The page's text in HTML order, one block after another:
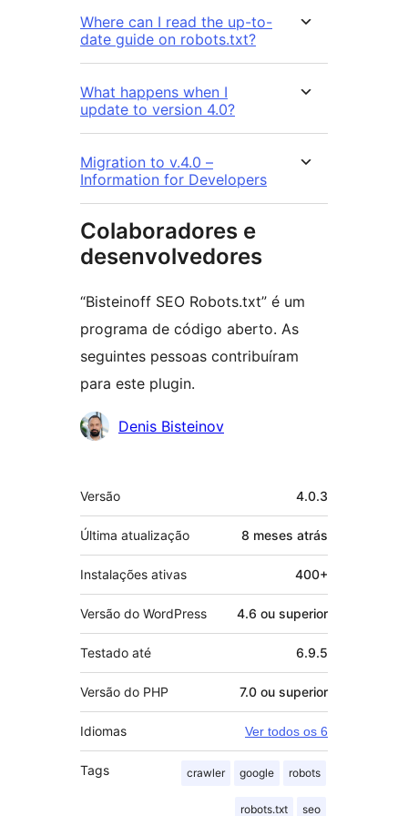
Where can I read the up-to-
date guide on robots.txt?
What happens when I
update to version 4.0?
Migration to v.4.0 –
Information for Developers
Colaboradores e
desenvolvedores
“Bisteinoff SEO Robots.txt” é um
programa de código aberto. As
seguintes pessoas contribuíram
para este plugin.
Colaboradores
Denis Bisteinov
Meta
Versão 4.0.3
Última atualização 8 meses atrás
Instalações ativas 400+
Versão do WordPress 4.6 ou superior
Testado até 6.9.5
Versão do PHP 7.0 ou superior
Idiomas Ver todos os 6
Tags crawler google robots
robots.txt seo